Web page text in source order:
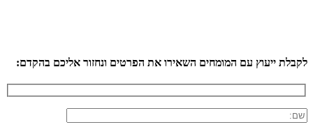
לקבלת ייעוץ עם המומחים השאירו את הפרטים ונחזור אליכם בהקדם: